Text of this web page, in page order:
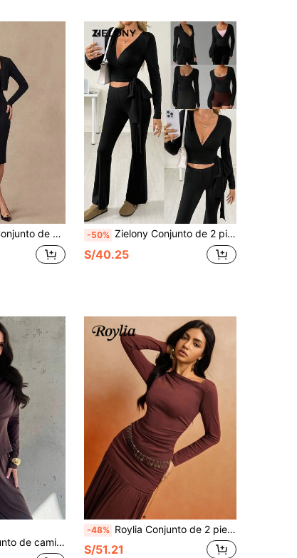
larga y ajustado elegante para mujer -50% Zielony Conjunto de 2 piezas para mujer elegante y sexy chic de otoño negro para salir de noche, camiseta ajustada de manga larga con tirantes y escote en V cruzado & pantalones acampanados de cintura alta micro
S/40.25
para uso diario y casual, en color marrón, para otoño/invierno, vuelta al colegio, estilo "old money", atuendo de aeropuerto, acogedor otoño
-48% Roylia Conjunto de 2 piezas elegante con camiseta de manga larga de cuello asimétrico y falda midi de unicolor para mujer
S/51.21